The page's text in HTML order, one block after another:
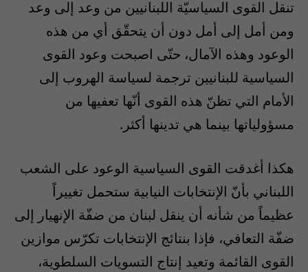
تنقل القوى السياسيّة اللبنانيين من وعد إلى وعد
ومن أمل إلى أمل دون أن يتحقّق أي من هذه
الوعود وهذه الآمال، حتّى اصبحت وعود القوى
السياسية للبنانيين ترجمة لسياسة الهروب إلى
الأمام التي تظنّ هذه القوى أنّها تعفيها من
مسؤولياتها بينما هي تدينها أكثر .
هكذا أغدقت القوى السياسية الوعود على الشعب
اللبناني بأنّ الإنتخابات النيابية ستحمل تغييراً
عظيماً من شأنه أن ينقل لبنان من ضفّة الإنهيار إلى
ضفّة التعافي، فإذا بنتائج الإنتخابات تكرّس موازين
القوى القائمة وتعيد إنتاج التسويات السلطوية،